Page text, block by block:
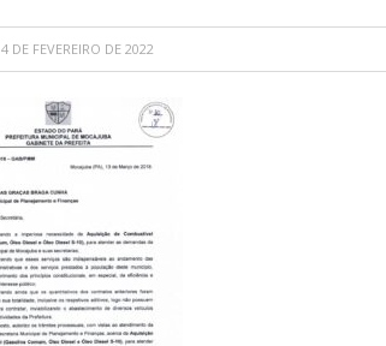
4 DE FEVEREIRO DE 2022